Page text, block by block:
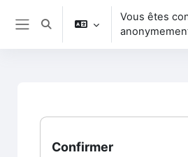
Passer au contenu principal
Activer/désactiver la saisie de
Vous êtes
Confirmer